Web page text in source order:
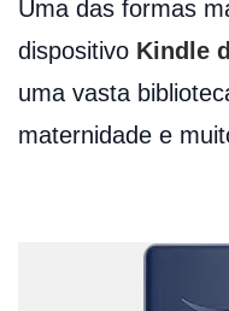
Uma das formas
dispositivo Kindle
uma vasta
maternidade e